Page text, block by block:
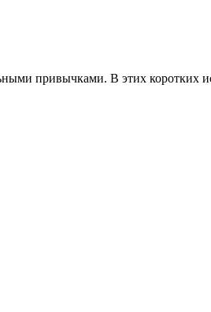
привычками. В этих коротких